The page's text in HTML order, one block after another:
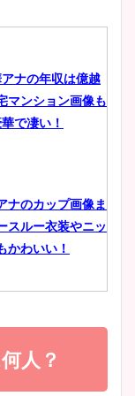
も凄い！
ってた時の体重が
原因や痩せたダ
ナのカップ画像ま
や水着姿に年齢も
アナのニット画像
ナの年収は億越
マンション画像も
で凄い！
ナのカップ画像ま
スルー衣装やニッ
かわいい！
のカップ画像まと
脚でニット衣装も
わいい！
人？